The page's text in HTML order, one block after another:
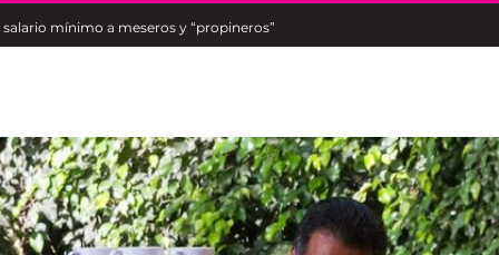
mínimo a meseros y “propineros”